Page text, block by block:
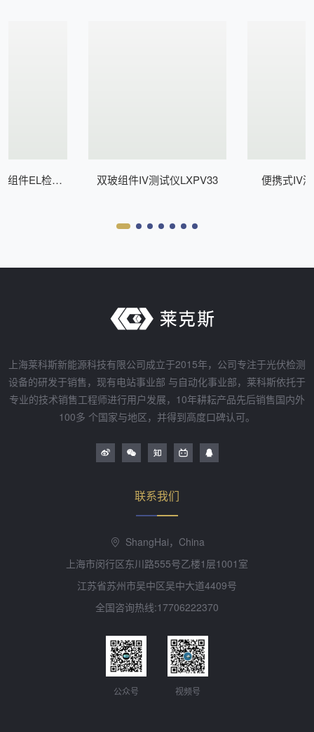
组件EL检测
双玻组件IV测试仪LXPV33 便携式IV
上海莱科斯新能源科技有限公司成立于2015年，公司专注于光伏检测
设备的研发于销售，现有电站事业部 与自动化事业部，莱科斯依托于
专业的技术销售工程师进行用户发展，10年耕耘产品先后销售国内外
100多 个国家与地区，并得到高度口碑认可。
联系我们
ShangHai，China
上海市闵行区东川路555号乙楼1层1001室
江苏省苏州市吴中区吴中大道4409号
全国咨询热线:17706222370
公众号 视频号